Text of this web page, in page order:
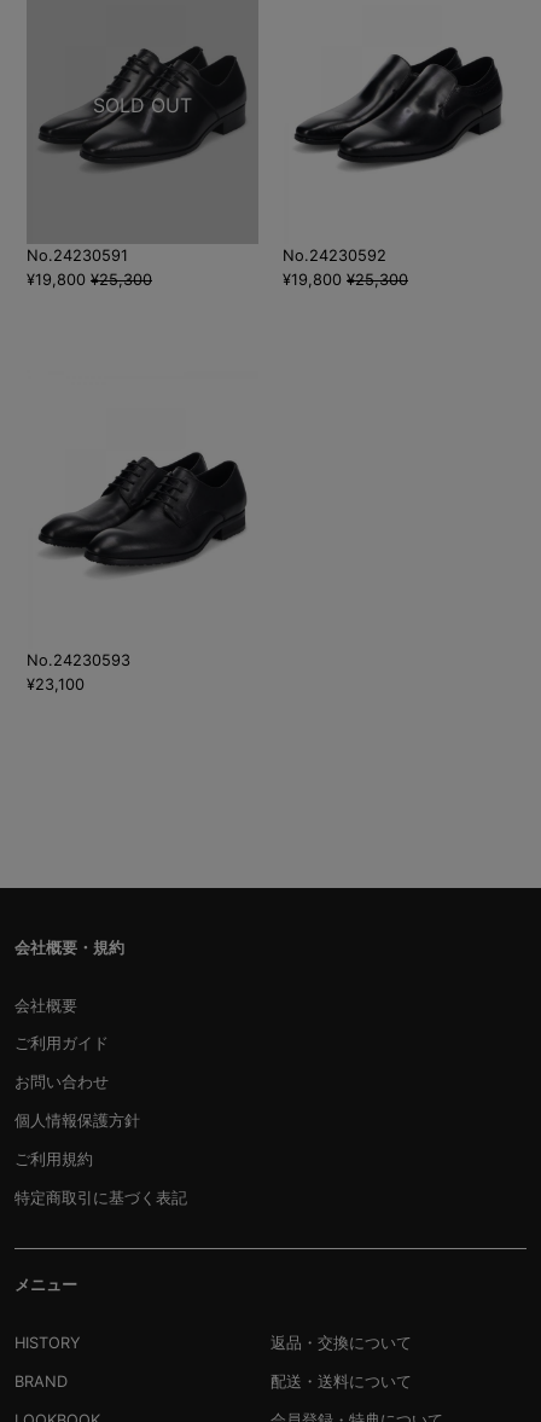
No.24230591
¥19,800 ¥25,300
No.24230592
¥19,800 ¥25,300
No.24230593
¥23,100
会社概要・規約
会社概要
ご利用ガイド
お問い合わせ
個人情報保護方針
ご利用規約
特定商取引に基づく表記
メニュー
HISTORY
BRAND
返品・交換について
配送・送料について